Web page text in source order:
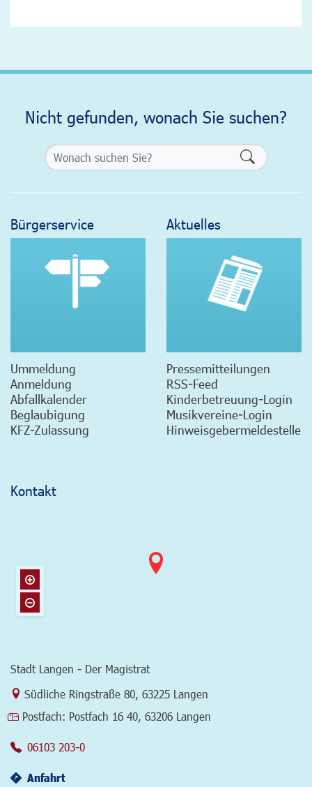
Nicht gefunden, wonach Sie suchen?
Bürgerservice
Ummeldung
Anmeldung
Abfallkalender
Beglaubigung
KFZ-Zulassung
Aktuelles
Pressemitteilungen
RSS-Feed
Kinderbetreuung-Login
Musikvereine-Login
Hinweisgebermeldestelle
Kontakt
Stadt Langen - Der Magistrat
Link zur Google-Maps Navigation
Südliche Ringstraße 80 63225 Langen
Postfach: Postfach 16 40, 63206 Langen
06103 203-0
Anfahrt